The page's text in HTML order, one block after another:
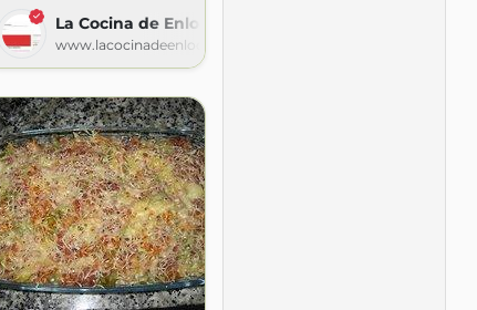
La Cocina de Enloqui
www.lacocinadeenloqui.com